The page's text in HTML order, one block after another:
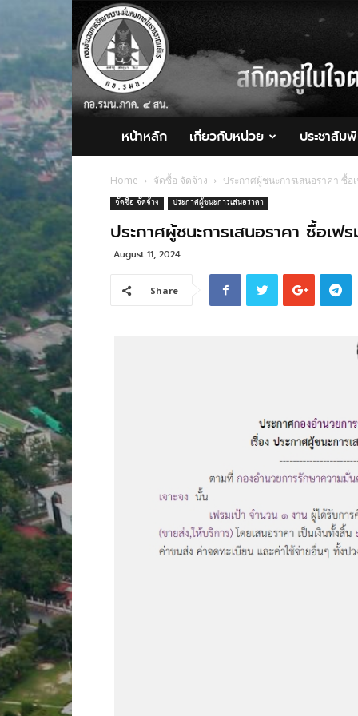
กอ.รมน.ภาค
4
สน.
หน้าหลัก เกี่ยวกับหน่วย ประชาสัม
Home จัดซื้อ จัดจ้าง ประกาศผู้ชนะการเสนอราคา ซื้อ
จัดซื้อ จัดจ้าง ประกาศผู้ชนะการเสนอราคา
ประกาศผู้ชนะการเสนอราคา ซื้อเฟร
August 11, 2024
Share